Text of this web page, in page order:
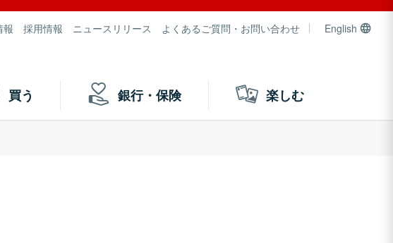
報 採用情報 ニュースリリース よくあるご質問・お問い合わせ English
買う 銀行・保険 楽しむ